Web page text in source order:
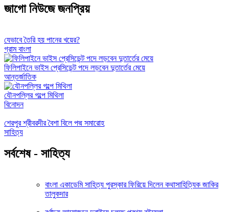
জাগো নিউজে জনপ্রিয়
যেভাবে তৈরি হয় পানের খয়ের?
গ্রাম বাংলা
ফিলিপাইনে ভাইস প্রেসিডেন্ট পদে লড়বেন দুতার্তের মেয়ে
আন্তর্জাতিক
যৌনপল্লির গল্পে মিথিলা
বিনোদন
শেরপুর শ্রীবরদীর বৈশা বিলে পদ্ম সমারোহ
সাহিত্য
সর্বশেষ - সাহিত্য
বাংলা একাডেমি সাহিত্য পুরস্কার ফিরিয়ে দিলেন কথাসাহিত্যিক জাকির
তালুকদার